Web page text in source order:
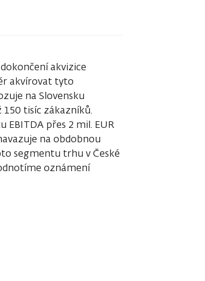
akvizice
akvírovat tyto
na Slovensku
tisíc zákazníků.
EBITDA přes 2 mil. EUR
na obdobnou
segmentu trhu v České
oznámení